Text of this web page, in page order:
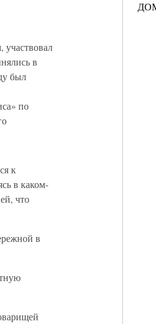
участвовал
в
был
по
к
в каком-
что
в